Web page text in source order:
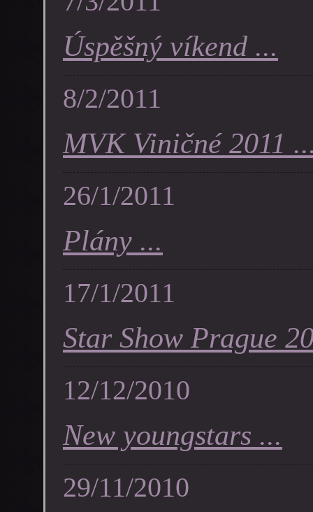
Úspěšný víkend ...
8/2/2011
MVK Viničné 2011
26/1/2011
Plány ...
17/1/2011
Star Show Prague
12/12/2010
New youngstars ...
29/11/2010